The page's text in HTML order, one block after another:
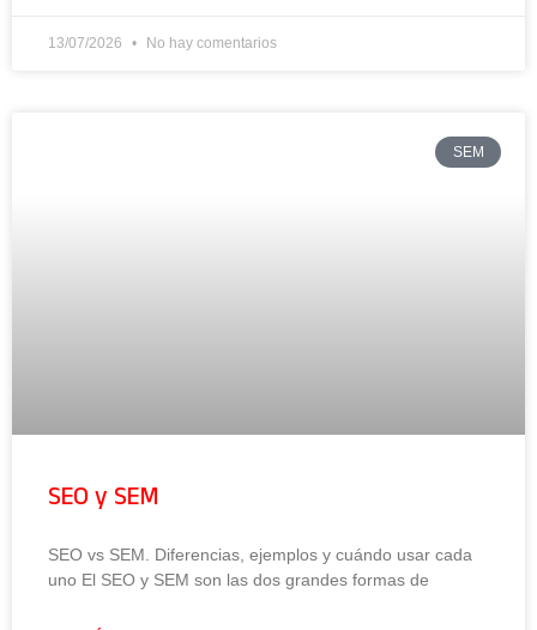
13/07/2026 No hay comentarios
SEM
SEO y SEM
SEO vs SEM. Diferencias, ejemplos y cuándo usar cada
uno El SEO y SEM son las dos grandes formas de